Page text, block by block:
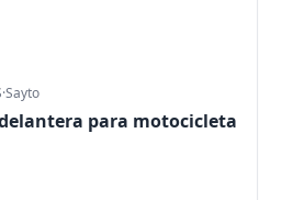
·Sayto
para motocicleta